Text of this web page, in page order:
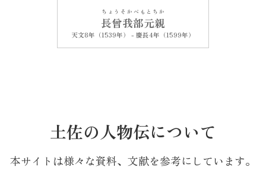
長曾我部元親
ちょうそかべもとちか
天文8年（1539年） - 慶長4年（1599年）
土佐の人物伝について
本サイトは様々な資料、文献を参考にしています。